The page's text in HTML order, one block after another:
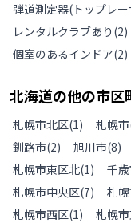
弾道測定器(トップレ
レンタルクラブあり (2)
個室のあるインドア(2)
北海道の他の市区
札幌市北区(1) 札幌市
釧路市(2) 旭川市(8)
札幌市東区北(1) 千
札幌市中央区(7) 札
札幌市西区(1) 札幌